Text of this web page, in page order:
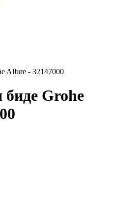
Allure - 32147000
биде Grohe